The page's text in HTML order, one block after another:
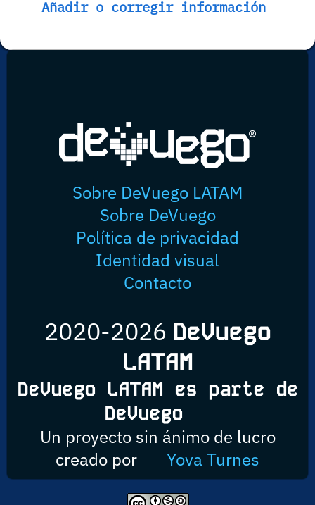
Añadir o corregir información
Sobre DeVuego LATAM
Sobre DeVuego
Política de privacidad
Identidad visual
Contacto
2020-2026 DeVuego
LATAM
DeVuego LATAM es parte de
DeVuego
Un proyecto sin ánimo de lucro
creado por
Yova Turnes